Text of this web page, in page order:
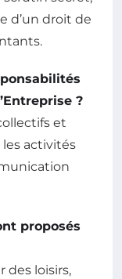
d’un droit de
?
et
les activités
proposés
des loisirs,